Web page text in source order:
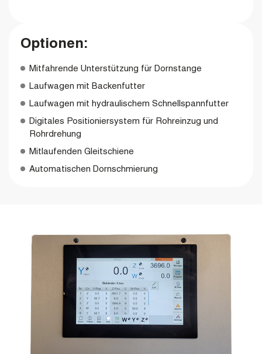
Optionen:
Mitfahrende Unterstützung für Dornstange
Laufwagen mit Backenfutter
Laufwagen mit hydraulischem Schnellspannfutter
Digitales Positioniersystem für Rohreinzug und
Rohrdrehung
Mitlaufenden Gleitschiene
Automatischen Dornschmierung